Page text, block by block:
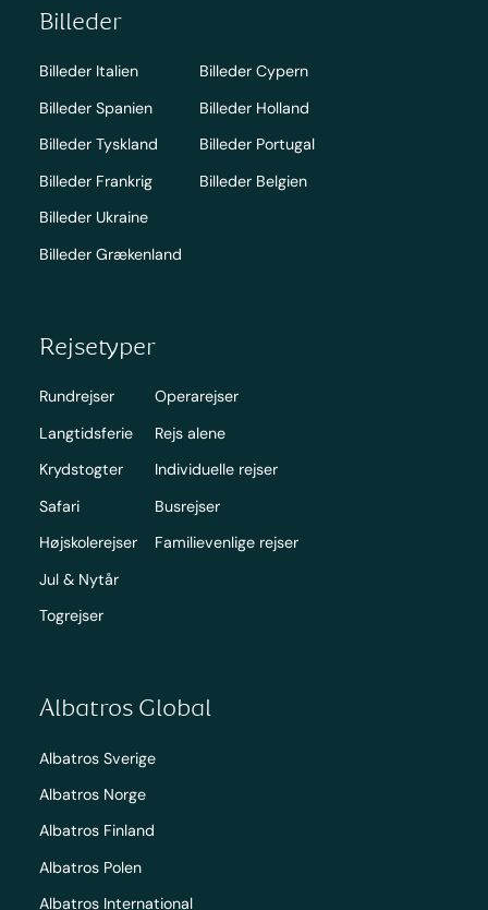
Billeder
Billeder Italien
Billeder Spanien
Billeder Tyskland
Billeder Frankrig
Billeder Ukraine
Billeder Grækenland
Billeder Cypern
Billeder Holland
Billeder Portugal
Billeder Belgien
Rejsetyper
Rundrejser
Langtidsferie
Krydstogter
Safari
Højskolerejser
Jul & Nytår
Togrejser
Operarejser
Rejs alene
Individuelle rejser
Busrejser
Familievenlige rejser
Albatros Global
Albatros Sverige
Albatros Norge
Albatros Finland
Albatros Polen
Albatros International